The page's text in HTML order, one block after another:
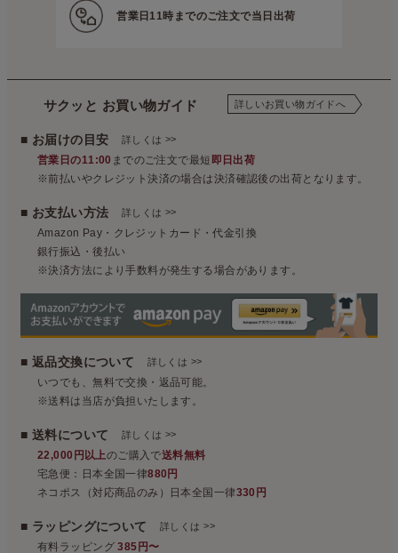
営業日11時までのご注文で当日出荷
サクッと お買い物ガイド 詳しいお買い物ガイドへ
■ お届けの目安 詳しくは >>
営業日の11:00 までのご注文で最短 即日出荷
※前払いやクレジット決済の場合は決済確認後の出荷となります。
■ お支払い方法 詳しくは >>
Amazon Pay・クレジットカード・代金引換
銀行振込・後払い
※決済方法により手数料が発生する場合があります。
■ 返品交換について 詳しくは >>
いつでも、無料で交換・返品可能。
※送料は当店が負担いたします。
■ 送料について 詳しくは >>
22,000円以上のご購入で送料無料
宅急便：日本全国一律880円
ネコポス（対応商品のみ）日本全国一律330円
■ ラッピングについて詳しくは>>
有料ラッピング385円〜